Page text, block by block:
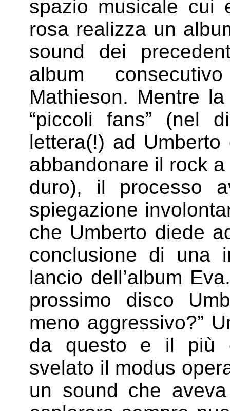
spazio musicale cui
rosa realizza un
sound dei
album
Mathieson. Mentre
“piccoli fans” (nel
lettera(!) ad Umberto
abbandonare il rock
duro), il processo
spiegazione
che Umberto diede
conclusione di una
lancio dell’album
prossimo disco
meno aggressivo?”
da questo e il più
svelato il modus
un sound che